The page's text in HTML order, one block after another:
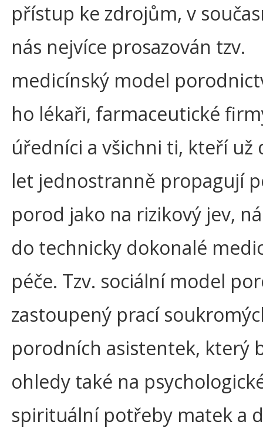
přístup ke zdrojům, v
nás nejvíce prosazován tzv.
medicínský model
ho lékaři, farmaceutické
úředníci a všichni ti, kteří už
let jednostranně propagují
porod jako na rizikový jev,
do technicky dokonalé
péče. Tzv. sociální model
zastoupený prací
porodních asistentek, který
ohledy také na
spirituální potřeby matek a